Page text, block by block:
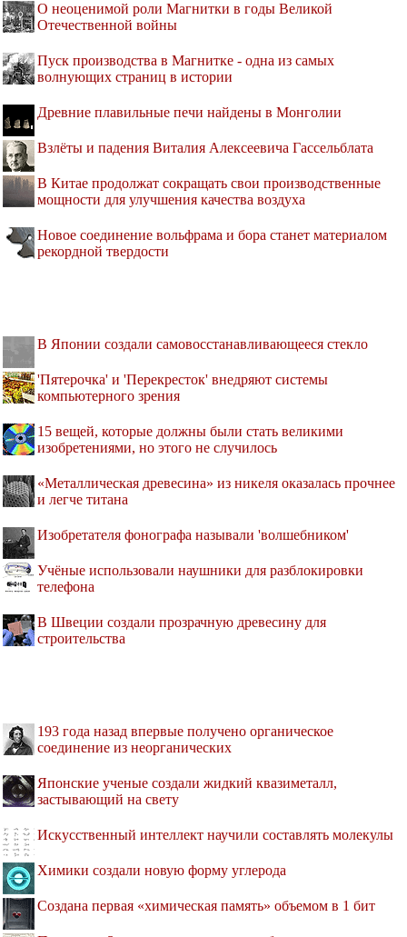
О неоценимой роли Магнитки в годы Великой
Отечественной войны
Пуск производства в Магнитке - одна из самых
волнующих страниц в истории
Древние плавильные печи найдены в Монголии
Взлёты и падения Виталия Алексеевича Гассельблата
В Китае продолжат сокращать свои производственные
мощности для улучшения качества воздуха
Новое соединение вольфрама и бора станет материалом
рекордной твердости
В Японии создали самовосстанавливающееся стекло
'Пятерочка' и 'Перекресток' внедряют системы
компьютерного зрения
15 вещей, которые должны были стать великими
изобретениями, но этого не случилось
«Металлическая древесина» из никеля оказалась прочнее
и легче титана
Изобретателя фонографа называли 'волшебником'
Учёные использовали наушники для разблокировки
телефона
В Швеции создали прозрачную древесину для
строительства
193 года назад впервые получено органическое
соединение из неорганических
Японские ученые создали жидкий квазиметалл,
застывающий на свету
Искусственный интеллект научили составлять молекулы
Химики создали новую форму углерода
Создана первая «химическая память» объемом в 1 бит